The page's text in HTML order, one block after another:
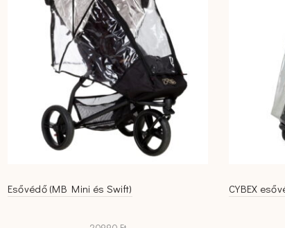
Esővédő (MB Mini és Swift) CYBEX